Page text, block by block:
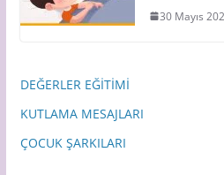
30 Mayıs
DEĞERLER EĞİTİMİ
KUTLAMA MESAJLARI
ÇOCUK ŞARKILARI